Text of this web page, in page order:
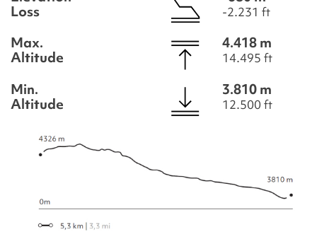
Loss
-2.231 ft
Max.
Altitude
4.418 m
14.495 ft
Min.
Altitude
3.810 m
12.500 ft